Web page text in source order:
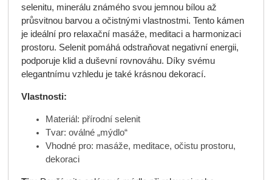
selenitu, minerálu známého svou jemnou bílou až
průsvitnou barvou a očistnými vlastnostmi. Tento kámen
je ideální pro relaxační masáže, meditaci a harmonizaci
prostoru. Selenit pomáhá odstraňovat negativní energii,
podporuje klid a duševní rovnováhu. Díky svému
elegantnímu vzhledu je také krásnou dekorací.
Vlastnosti:
Materiál: přírodní selenit
Tvar: oválné „mýdlo“
Vhodné pro: masáže, meditace, očistu prostoru,
dekoraci